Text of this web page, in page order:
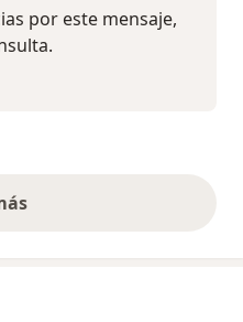
por este mensaje,
anteriores